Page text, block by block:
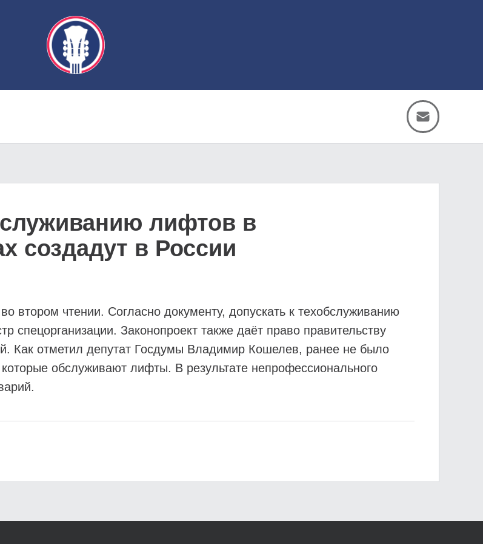
лифтов в
создадут в России
втором чтении. Согласно документу, допускать к техобслуживанию
спецорганизации. Законопроект также даёт право правительству
Как отметил депутат Госдумы Владимир Кошелев, ранее не было
обслуживают лифты. В результате непрофессионального